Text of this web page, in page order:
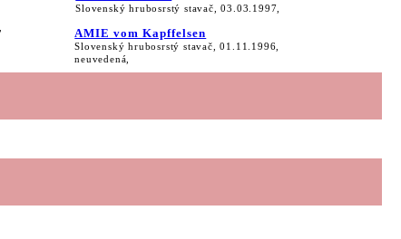
Slovenský hrubosrstý stavač, 03.03.1997,
AMIE vom Kapffelsen
Slovenský hrubosrstý stavač, 01.11.1996,
neuvedená,